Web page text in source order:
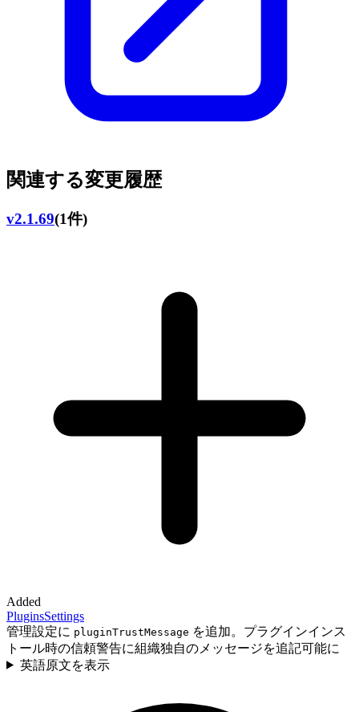
関連する変更履歴
v2.1.69(1件)
Added
PluginsSettings
管理設定に pluginTrustMessage を追加。プラグインインス
トール時の信頼警告に組織独自のメッセージを追記可能に
英語原文を表示